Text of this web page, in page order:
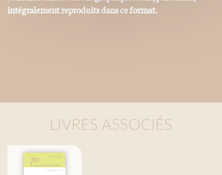
intégralement reproduits dans ce format.
LIVRES ASSOCIÉS